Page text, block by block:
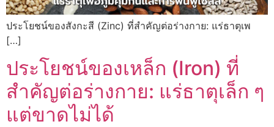
ประโยชน์ของสังกะสี (Zinc) ที่สำคัญต่อร่างกาย: แร่ธาตุเพ
[…]
ประโยชน์ของเหล็ก (Iron) ที่
สำคัญต่อร่างกาย: แร่ธาตุเล็ก ๆ
แต่ขาดไม่ได้